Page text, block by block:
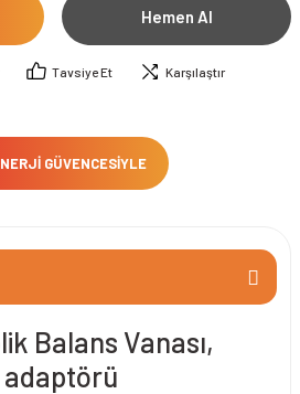
Hemen Al
Tavsiye Et Karşılaştır
GÜVENCESİYLE
Balans Vanası,
adaptörü